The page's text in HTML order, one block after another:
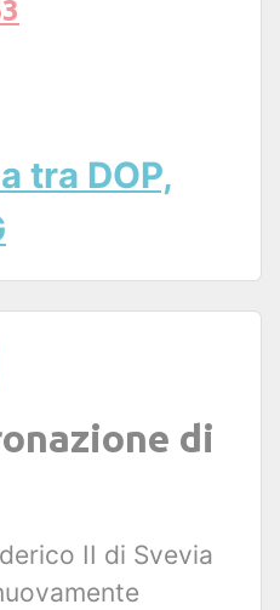
tra DOP,
di
II di Svevia